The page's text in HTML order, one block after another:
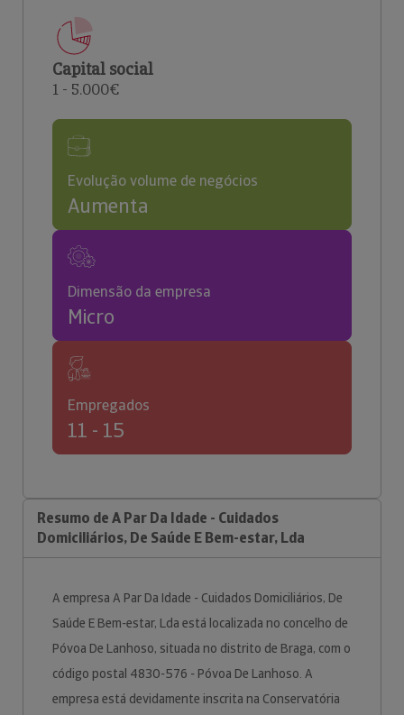
Capital social
1 - 5.000€
Evolução volume de negócios
Aumenta
Dimensão da empresa
Micro
Empregados
11 - 15
Resumo de A Par Da Idade - Cuidados
Domiciliários, De Saúde E Bem-estar, Lda
A empresa A Par Da Idade - Cuidados Domiciliários, De
Saúde E Bem-estar, Lda está localizada no concelho de
Póvoa De Lanhoso, situada no distrito de Braga, com o
código postal 4830-576 - Póvoa De Lanhoso. A
empresa está devidamente inscrita na Conservatória